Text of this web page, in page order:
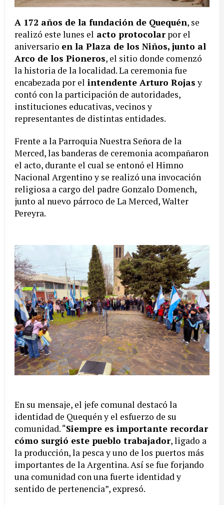
A 172 años de la fundación de Quequén, se
realizó este lunes el acto protocolarpor el
aniversario en la Plaza de los Niños, junto al
Arco de los Pioneros, el sitio donde comenzó
la historia de la localidad. La ceremonia fue
encabezada por el intendente Arturo Rojasy
contó con la participación de autoridades,
instituciones educativas, vecinos y
representantes de distintas entidades.
Frente a la Parroquia Nuestra Señora de la
Merced, las banderas de ceremonia acompañaron
el acto, durante el cual se entonó el Himno
Nacional Argentino y se realizó una invocación
religiosa a cargo del padre Gonzalo Domench,
junto al nuevo párroco de La Merced, Walter
Pereyra.
En su mensaje, el jefe comunal destacó la
identidad de Quequén y el esfuerzo de su
comunidad. “Siempre es importante recordar
cómo surgió este pueblo trabajador, ligado a
la producción, la pesca y uno de los puertos más
importantes de la Argentina. Así se fue forjando
una comunidad con una fuerte identidad y
sentido de pertenencia”, expresó.